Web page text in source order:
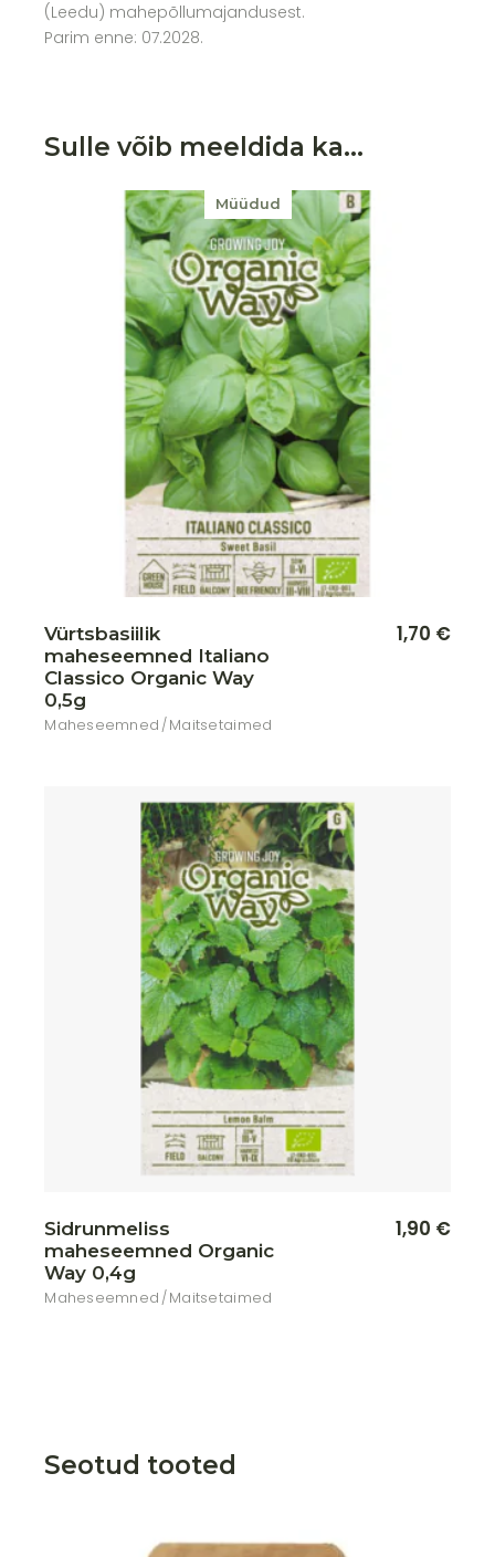
(Leedu) mahepõllumajandusest.
Parim enne: 07.2028.
Sulle võib meeldida ka…
Müüdud
Vürtsbasiilik
maheseemned Italiano
Classico Organic Way
0,5g
Maheseemned Maitsetaimed
1,70 €
Sidrunmeliss
maheseemned Organic
Way 0,4g
Maheseemned Maitsetaimed
1,90 €
Seotud tooted